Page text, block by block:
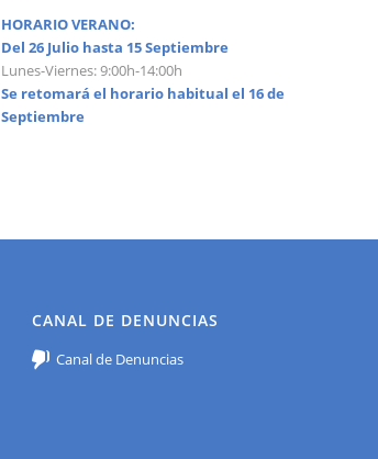
HORARIO VERANO:
Del 26 Julio hasta 15 Septiembre
Lunes-Viernes: 9:00h-14:00h
Se retomará el horario habitual el 16 de
Septiembre
CANAL DE DENUNCIAS
Canal de Denuncias